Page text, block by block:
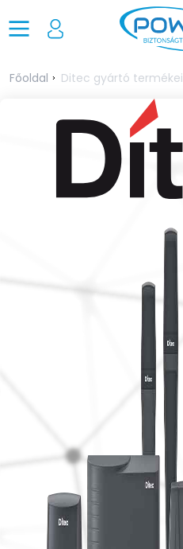
Főoldal Ditec gyártó termékei